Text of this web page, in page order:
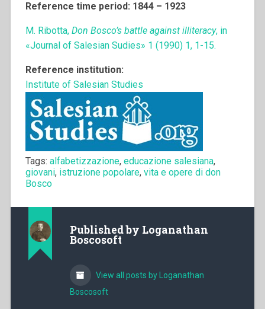
Reference time period: 1844 – 1923
M. Ribotta, Don Bosco’s battle against illiteracy, in
«Journal of Salesian Sudies» 1 (1990) 1, 1-15.
Reference institution:
Institute of Salesian Studies
Tags: alfabetizzazione, educazione salesiana,
giovani, istruzione popolare, vita e opere di don
Bosco
Published by Loganathan
Boscosoft
View all posts by Loganathan
Boscosoft